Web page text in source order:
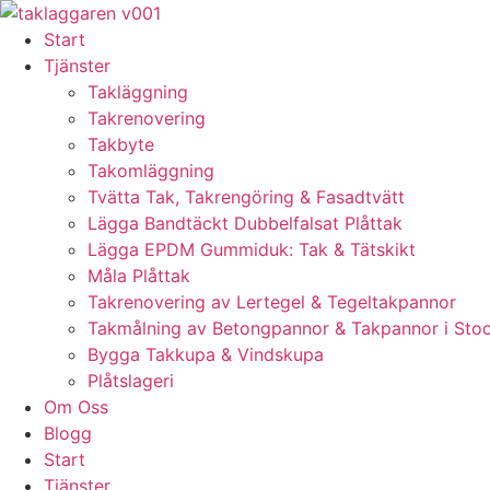
Skip
content
Start
Tjänster
Takläggning
Takrenovering
Takbyte
Takomläggning
Tvätta Tak, Takrengöring & Fasadtvätt
Lägga Bandtäckt Dubbelfalsat Plåttak
Lägga EPDM Gummiduk: Tak & Tätskikt
Måla Plåttak
Takrenovering av Lertegel & Tegeltakpannor
Takmålning av Betongpannor & Takpannor i
Bygga Takkupa & Vindskupa
Plåtslageri
Om Oss
Blogg
Start
Tjänster